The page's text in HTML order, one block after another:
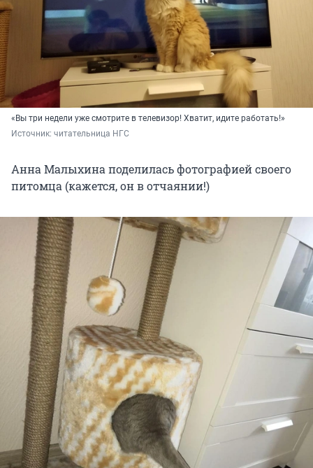
«Вы три недели уже смотрите в телевизор! Хватит, идите работать!»
Источник: читательница НГС
Анна Малыхина поделилась фотографией своего
питомца (кажется, он в отчаянии!)